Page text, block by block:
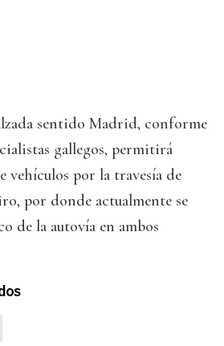
sentido Madrid, conforme
gallegos, permitirá
vehículos por la travesía de
por donde actualmente se
de la autovía en ambos